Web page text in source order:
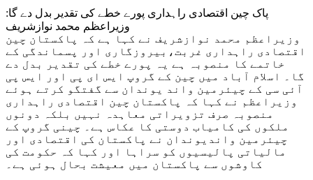
پاک چین اقتصادی راہداری پورے خطے کی تقدیر بدل دے گا:
وزیراعظم محمد نوازشریف
وزیراعظم محمد نوازشریف نے کہا ہے کہ پاکستان چین
اقتصادی راہداری غربت،بیروزگاری اور پسماندگی کے
خاتمے کا منصوبہ ہے یہ پورے خطے کی تقدیر بدل دے
گا۔ اسلام آباد میں چین کے گروپ ایس ای پی اور ایس پی
آئی سی کے چیئرمین واند یوندان سے گفتگو کرتے ہوئے
وزیراعظم نے کہا کہ پاکستان چین اقتصادی راہداری
منصوبہ صرف تزویراتی معاہدہ نہیں بلکہ دونوں
ملکوں کی کامیاب دوستی کا عکاس ہے۔ چینی گروپ کے
چیئرمین واندیوندان نے پاکستان کی اقتصادی اور
مالیاتی پالیسیوں کو سراہا اور کہا کہ حکومت کی
کاوشوں سے پاکستان میں معیشت بحال ہوئی ہے۔